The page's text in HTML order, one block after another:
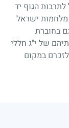
הגוף יד
מלחמות ישראל
בחוברת
של י"ג חללי
במקום